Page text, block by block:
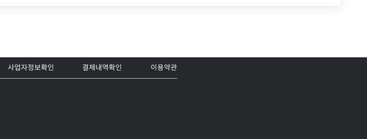
사업자정보확인 결제내역확인 이용약관